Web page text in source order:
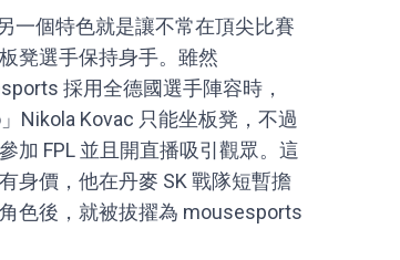
一個特色就是讓不常在頂尖比賽
凳選手保持身手。雖然
採用全德國選手陣容時，
」Nikola Kovac 只能坐板凳，不過
加 FPL 並且開直播吸引觀眾。這
身價，他在丹麥 SK 戰隊短暫擔
色後，就被拔擢為 mousesports